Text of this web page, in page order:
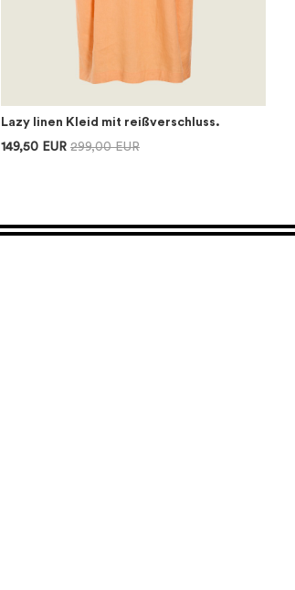
Lazy linen Kleid mit reißverschluss.
149,50 EUR 299,00 EUR